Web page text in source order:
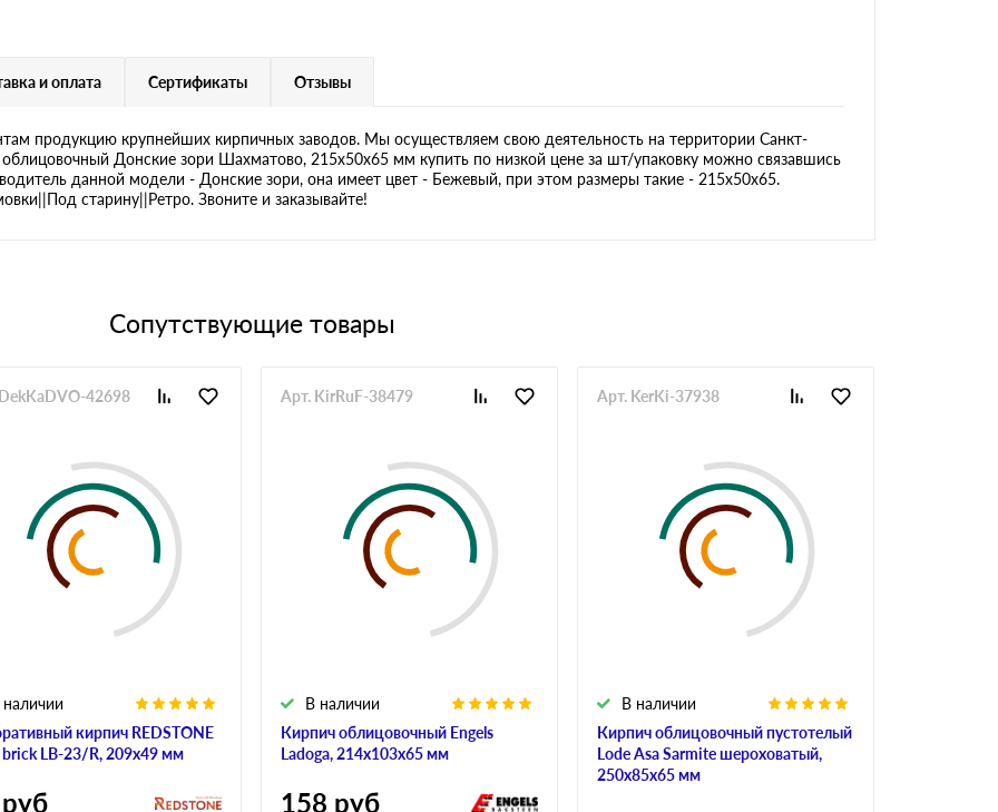
и оплата Сертификаты Отзывы
продукцию крупнейших кирпичных заводов. Мы осуществляем свою деятельность на территории Санкт-
Донские зори Шахматово, 215х50х65 мм купить по низкой цене за шт/упаковку можно связавшись
данной модели - Донские зори, она имеет цвет - Бежевый, при этом размеры такие - 215х50х65.
старину||Ретро. Звоните и заказывайте!
Сопутствующие товары
кирпич REDSTONE
LB-23/R, 209х49 мм
42698
Кирпич облицовочный Engels
Ladoga, 214х103х65 мм
В наличии
Арт. KirRuF-38479
158 руб
Кирпич облицовочный пустотелый
Lode Asa Sarmite шероховатый,
250х85х65 мм
В наличии
Арт. KerKi-37938